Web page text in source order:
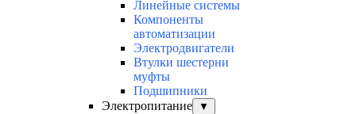
Линейные системы
Компоненты
автоматизации
Электродвигатели
Втулки шестерни
муфты
Подшипники
Электропитание
▼